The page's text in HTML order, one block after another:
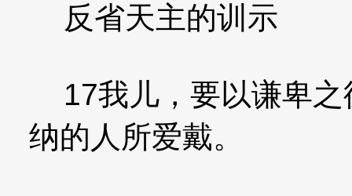
反省天主的训示
17我儿，要以谦卑之
纳的人所爱戴。